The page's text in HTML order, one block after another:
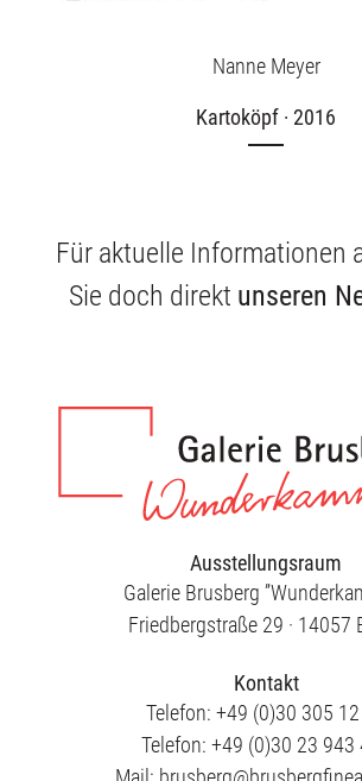
Nanne Meyer
Kartoköpf · 2016
Für aktuelle Informationen
Sie doch direkt unseren
Ausstellungsraum
Galerie Brusberg
Friedbergstraße 29 · 14057
Kontakt
Telefon: +49 (0)30 305
Telefon: +49 (0)30 23 943